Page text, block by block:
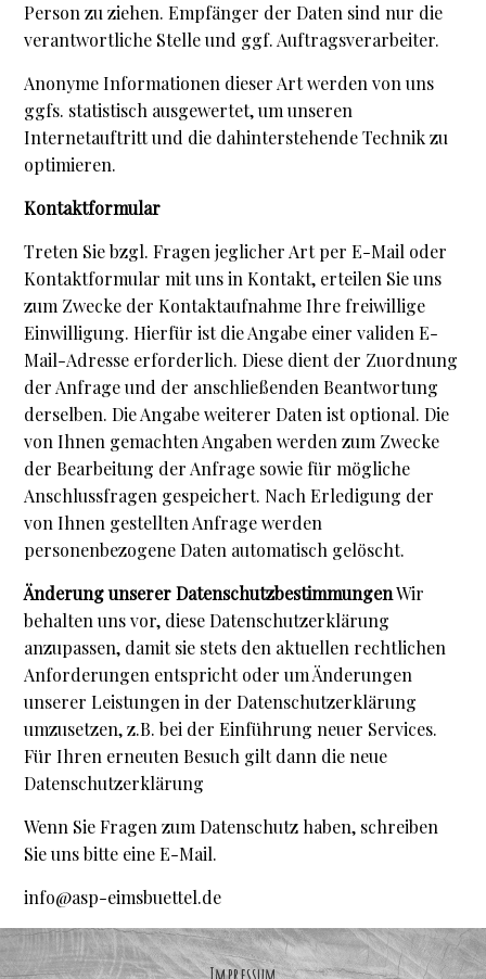
Person zu ziehen. Empfänger der Daten sind nur die
verantwortliche Stelle und ggf. Auftragsverarbeiter.
Anonyme Informationen dieser Art werden von uns
ggfs. statistisch ausgewertet, um unseren
Internetauftritt und die dahinterstehende Technik zu
optimieren.
Kontaktformular
Treten Sie bzgl. Fragen jeglicher Art per E-Mail oder
Kontaktformular mit uns in Kontakt, erteilen Sie uns
zum Zwecke der Kontaktaufnahme Ihre freiwillige
Einwilligung. Hierfür ist die Angabe einer validen E-
Mail-Adresse erforderlich. Diese dient der Zuordnung
der Anfrage und der anschließenden Beantwortung
derselben. Die Angabe weiterer Daten ist optional. Die
von Ihnen gemachten Angaben werden zum Zwecke
der Bearbeitung der Anfrage sowie für mögliche
Anschlussfragen gespeichert. Nach Erledigung der
von Ihnen gestellten Anfrage werden
personenbezogene Daten automatisch gelöscht.
Änderung unserer DatenschutzbestimmungenWir
behalten uns vor, diese Datenschutzerklärung
anzupassen, damit sie stets den aktuellen rechtlichen
Anforderungen entspricht oder um Änderungen
unserer Leistungen in der Datenschutzerklärung
umzusetzen, z.B. bei der Einführung neuer Services.
Für Ihren erneuten Besuch gilt dann die neue
Datenschutzerklärung
Wenn Sie Fragen zum Datenschutz haben, schreiben
Sie uns bitte eine E-Mail.
info@asp-eimsbuettel.de